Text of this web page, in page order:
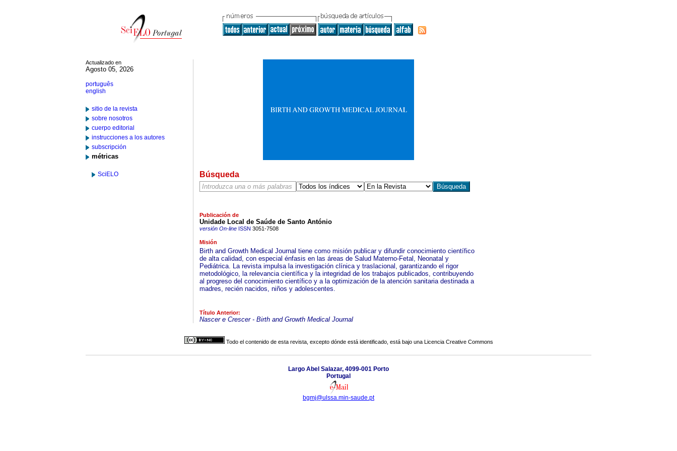
Actualizado en
Agosto 05, 2026
português
english
sitio de la revista
sobre nosotros
cuerpo editorial
instrucciones a los autores
subscripción
métricas
SciELO Búsqueda
Publicación de
Unidade Local de Saúde de Santo António
versión On-lineISSN 3051-7508
Misión
Birth and Growth Medical Journal tiene como misión publicar y difundir conocimiento científico
de alta calidad, con especial énfasis en las áreas de Salud Materno-Fetal, Neonatal y
Pediátrica. La revista impulsa la investigación clínica y traslacional, garantizando el rigor
metodológico, la relevancia científica y la integridad de los trabajos publicados, contribuyendo
al progreso del conocimiento científico y a la optimización de la atención sanitaria destinada a
madres, recién nacidos, niños y adolescentes.
Título Anterior:
Nascer e Crescer - Birth and Growth Medical Journal
Todo el contenido de esta revista, excepto dónde está identificado, está bajo una Licencia Creative Commons
Largo Abel Salazar, 4099-001 Porto
Portugal
bgmj@ulssa.min-saude.pt